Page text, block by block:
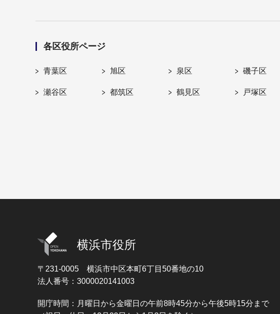
各区役所ページ
青葉区 旭区 泉区 磯子区
瀬谷区 都筑区 鶴見区 戸塚区
横浜市役所
〒231-0005 横浜市中区本町6丁目50番地の10
法人番号：3000020141003
開庁時間：月曜日から金曜日の午前8時45分から午後5時15分まで